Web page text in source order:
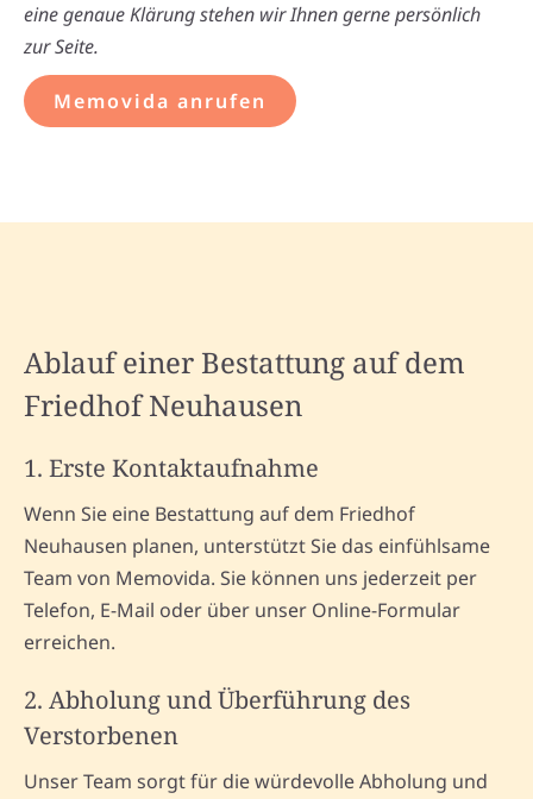
eine genaue Klärung stehen wir Ihnen gerne persönlich
zur Seite.
Memovida anrufen
Ablauf einer Bestattung auf dem
Friedhof Neuhausen
1. Erste Kontaktaufnahme
Wenn Sie eine Bestattung auf dem Friedhof
Neuhausen planen, unterstützt Sie das einfühlsame
Team von Memovida. Sie können uns jederzeit per
Telefon, E-Mail oder über unser Online-Formular
erreichen.
2. Abholung und Überführung des
Verstorbenen
Unser Team sorgt für die würdevolle Abholung und